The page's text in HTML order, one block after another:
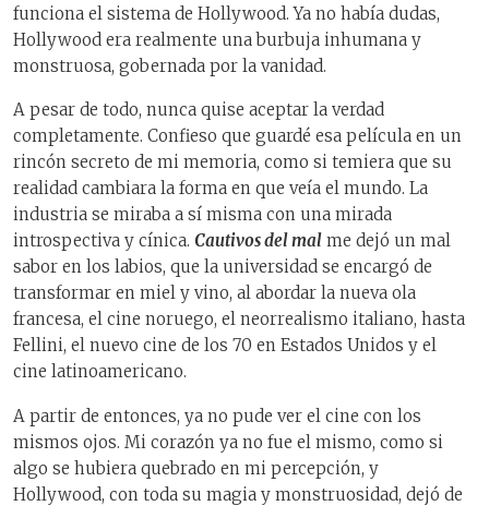
funciona el sistema de Hollywood. Ya no había dudas,
Hollywood era realmente una burbuja inhumana y
monstruosa, gobernada por la vanidad.
A pesar de todo, nunca quise aceptar la verdad
completamente. Confieso que guardé esa película en un
rincón secreto de mi memoria, como si temiera que su
realidad cambiara la forma en que veía el mundo. La
industria se miraba a sí misma con una mirada
introspectiva y cínica. Cautivos del mal me dejó un mal
sabor en los labios, que la universidad se encargó de
transformar en miel y vino, al abordar la nueva ola
francesa, el cine noruego, el neorrealismo italiano, hasta
Fellini, el nuevo cine de los 70 en Estados Unidos y el
cine latinoamericano.
A partir de entonces, ya no pude ver el cine con los
mismos ojos. Mi corazón ya no fue el mismo, como si
algo se hubiera quebrado en mi percepción, y
Hollywood, con toda su magia y monstruosidad, dejó de